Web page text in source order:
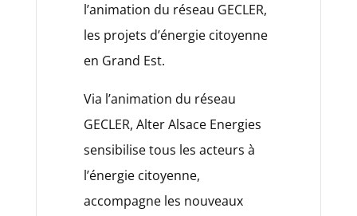
l’animation du réseau GECLER,
les projets d’énergie citoyenne
en Grand Est.
Via l’animation du réseau
GECLER, Alter Alsace Energies
sensibilise tous les acteurs à
l’énergie citoyenne,
accompagne les nouveaux